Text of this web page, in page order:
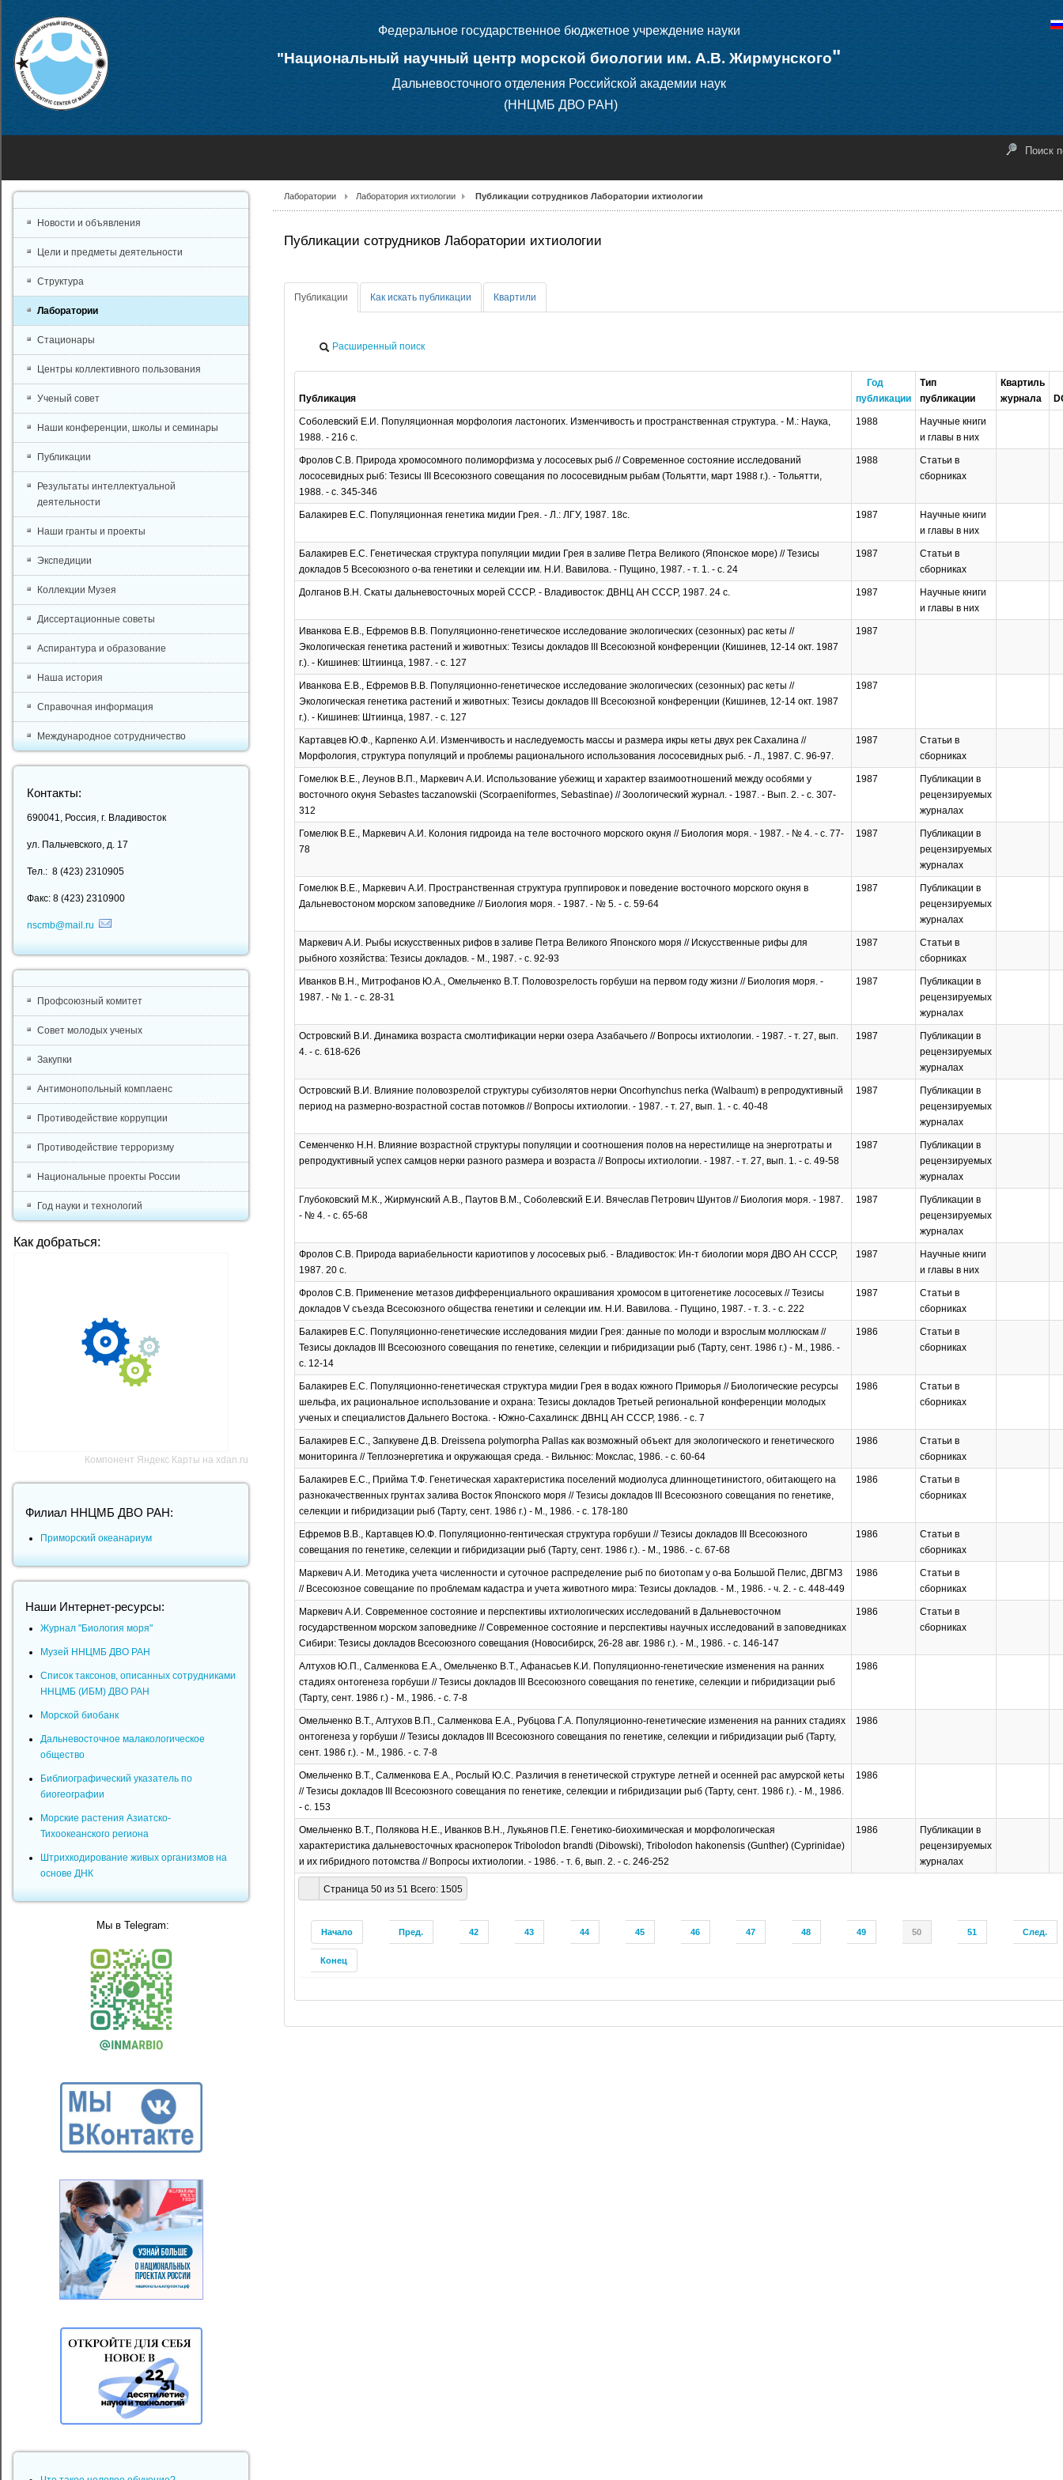
Федеральное государственное бюджетное учреждение науки
"Национальный научный центр морской биологии им. А.В. Жирмунского"
Дальневосточного отделения Российской академии наук
(ННЦМБ ДВО РАН)
Поиск
Лаборатории Лаборатория ихтиологии Публикации сотрудников Лаборатории ихтиологии
Публикации сотрудников Лаборатории ихтиологии
Публикации Как искать публикации Квартили
Расширенный поиск
Публикация
Год
публикации
Тип
публикации
Квартиль
журнала
Страница 50 из 51 Всего: 1505
Начало Пред. 42 43 44 45 46 47 48 49 50 51 След.
Конец
Соболевский Е.И. Популяционная морфология ластоногих. Изменчивость и пространственная структура. - М.: Наука,
1988. - 216 с.
1988
Научные книги
и главы в них
Фролов С.В. Природа хромосомного полиморфизма у лососевых рыб // Современное состояние исследований
лососевидных рыб: Тезисы III Всесоюзного совещания по лососевидным рыбам (Тольятти, март 1988 г.). - Тольятти,
1988. - с. 345-346
1988
Статьи в
сборниках
Балакирев Е.С. Популяционная генетика мидии Грея. - Л.: ЛГУ, 1987. 18с. 1987
Научные книги
и главы в них
Балакирев Е.С. Генетическая структура популяции мидии Грея в заливе Петра Великого (Японское море) // Тезисы
докладов 5 Всесоюзного о-ва генетики и селекции им. Н.И. Вавилова. - Пущино, 1987. - т. 1. - с. 24
1987
Статьи в
сборниках
Долганов В.Н. Скаты дальневосточных морей СССР. - Владивосток: ДВНЦ АН СССР, 1987. 24 с. 1987
Научные книги
и главы в них
Иванкова Е.В., Ефремов В.В. Популяционно-генетическое исследование экологических (сезонных) рас кеты //
Экологическая генетика растений и животных: Тезисы докладов III Всесоюзной конференции (Кишинев, 12-14 окт. 1987
г.). - Кишинев: Штиинца, 1987. - с. 127
1987
Иванкова Е.В., Ефремов В.В. Популяционно-генетическое исследование экологических (сезонных) рас кеты //
Экологическая генетика растений и животных: Тезисы докладов III Всесоюзной конференции (Кишинев, 12-14 окт. 1987
г.). - Кишинев: Штиинца, 1987. - с. 127
1987
Картавцев Ю.Ф., Карпенко А.И. Изменчивость и наследуемость массы и размера икры кеты двух рек Сахалина //
Морфология, структура популяций и проблемы рационального использования лососевидных рыб. - Л., 1987. C. 96-97.
1987
Статьи в
сборниках
Гомелюк В.Е., Леунов В.П., Маркевич А.И. Использование убежищ и характер взаимоотношений между особями у
восточного окуня Sebastes taczanowskii (Scorpaeniformes, Sebastinae) // Зоологический журнал. - 1987. - Вып. 2. - с. 307-
312
1987
Публикации в
рецензируемых
журналах
Гомелюк В.Е., Маркевич А.И. Колония гидроида на теле восточного морского окуня // Биология моря. - 1987. - № 4. - с. 77-
78
1987
Публикации в
рецензируемых
журналах
Гомелюк В.Е., Маркевич А.И. Пространственная структура группировок и поведение восточного морского окуня в
Дальневостоном морском заповеднике // Биология моря. - 1987. - № 5. - с. 59-64
1987
Публикации в
рецензируемых
журналах
Маркевич А.И. Рыбы искусственных рифов в заливе Петра Великого Японского моря // Искусственные рифы для
рыбного хозяйства: Тезисы докладов. - М., 1987. - с. 92-93
1987
Статьи в
сборниках
Иванков В.Н., Митрофанов Ю.А., Омельченко В.Т. Половозрелость горбуши на первом году жизни // Биология моря. -
1987. - № 1. - с. 28-31
1987
Публикации в
рецензируемых
журналах
Островский В.И. Динамика возраста смолтификации нерки озера Азабачьего // Вопросы ихтиологии. - 1987. - т. 27, вып.
4. - с. 618-626
1987
Публикации в
рецензируемых
журналах
Островский В.И. Влияние половозрелой структуры субизолятов нерки Oncorhynchus nerka (Walbaum) в репродуктивный
период на размерно-возрастной состав потомков // Вопросы ихтиологии. - 1987. - т. 27, вып. 1. - с. 40-48
1987
Публикации в
рецензируемых
журналах
Семенченко Н.Н. Влияние возрастной структуры популяции и соотношения полов на нерестилище на энерготраты и
репродуктивный успех самцов нерки разного размера и возраста // Вопросы ихтиологии. - 1987. - т. 27, вып. 1. - с. 49-58
1987
Публикации в
рецензируемых
журналах
Глубоковский М.К., Жирмунский А.В., Паутов В.М., Соболевский Е.И. Вячеслав Петрович Шунтов // Биология моря. - 1987.
- № 4. - с. 65-68
1987
Публикации в
рецензируемых
журналах
Фролов С.В. Природа вариабельности кариотипов у лососевых рыб. - Владивосток: Ин-т биологии моря ДВО АН СССР,
1987. 20 с.
1987
Научные книги
и главы в них
Фролов С.В. Применение метазов дифференциального окрашивания хромосом в цитогенетике лососевых // Тезисы
докладов V съезда Всесоюзного общества генетики и селекции им. Н.И. Вавилова. - Пущино, 1987. - т. 3. - с. 222
1987
Статьи в
сборниках
Балакирев Е.С. Популяционно-генетические исследования мидии Грея: данные по молоди и взрослым моллюскам //
Тезисы докладов III Всесоюзного совещания по генетике, селекции и гибридизации рыб (Тарту, сент. 1986 г.) - М., 1986. -
с. 12-14
1986
Статьи в
сборниках
Балакирев Е.С. Популяционно-генетическая структура мидии Грея в водах южного Приморья // Биологические ресурсы
шельфа, их рациональное использование и охрана: Тезисы докладов Третьей региональной конференции молодых
ученых и специалистов Дальнего Востока. - Южно-Сахалинск: ДВНЦ АН СССР, 1986. - с. 7
1986
Статьи в
сборниках
Балакирев Е.С., Запкувене Д.В. Dreissena polymorpha Pallas как возможный объект для экологического и генетического
мониторинга // Теплоэнергетика и окружающая среда. - Вильнюс: Мокслас, 1986. - с. 60-64
1986
Статьи в
сборниках
Балакирев Е.С., Прийма Т.Ф. Генетическая характеристика поселений модиолуса длиннощетинистого, обитающего на
разнокачественных грунтах залива Восток Японского моря // Тезисы докладов III Всесоюзного совещания по генетике,
селекции и гибридизации рыб (Тарту, сент. 1986 г.) - М., 1986. - с. 178-180
1986
Статьи в
сборниках
Ефремов В.В., Картавцев Ю.Ф. Популяционно-гентическая структура горбуши // Тезисы докладов III Всесоюзного
совещания по генетике, селекции и гибридизации рыб (Тарту, сент. 1986 г.). - М., 1986. - с. 67-68
1986
Статьи в
сборниках
Маркевич А.И. Методика учета численности и суточное распределение рыб по биотопам у о-ва Большой Пелис, ДВГМЗ
// Всесоюзное совещание по проблемам кадастра и учета животного мира: Тезисы докладов. - М., 1986. - ч. 2. - с. 448-449
1986
Статьи в
сборниках
Маркевич А.И. Современное состояние и перспективы ихтиологических исследований в Дальневосточном
государственном морском заповеднике // Современное состояние и перспективы научных исследований в заповедниках
Сибири: Тезисы докладов Всесоюзного совещания (Новосибирск, 26-28 авг. 1986 г.). - М., 1986. - с. 146-147
1986
Статьи в
сборниках
Алтухов Ю.П., Салменкова Е.А., Омельченко В.Т., Афанасьев К.И. Популяционно-генетические изменения на ранних
стадиях онтогенеза горбуши // Тезисы докладов III Всесоюзного совещания по генетике, селекции и гибридизации рыб
(Тарту, сент. 1986 г.) - М., 1986. - с. 7-8
1986
Омельченко В.Т., Алтухов В.П., Салменкова Е.А., Рубцова Г.А. Популяционно-генетические изменения на ранних стадиях
онтогенеза у горбуши // Тезисы докладов III Всесоюзного совещания по генетике, селекции и гибридизации рыб (Тарту,
сент. 1986 г.). - М., 1986. - с. 7-8
1986
Омельченко В.Т., Салменкова Е.А., Рослый Ю.С. Различия в генетической структуре летней и осенней рас амурской кеты
// Тезисы докладов III Всесоюзного совещания по генетике, селекции и гибридизации рыб (Тарту, сент. 1986 г.). - М., 1986.
- с. 153
1986
Омельченко В.Т., Полякова Н.Е., Иванков В.Н., Лукьянов П.Е. Генетико-биохимическая и морфологическая
характеристика дальневосточных красноперок Tribolodon brandti (Dibowski), Tribolodon hakonensis (Gunther) (Cyprinidae)
и их гибридного потомства // Вопросы ихтиологии. - 1986. - т. 6, вып. 2. - с. 246-252
1986
Публикации в
рецензируемых
журналах
Новости и объявления
Цели и предметы деятельности
Структура
Лаборатории
Стационары
Центры коллективного пользования
Ученый совет
Наши конференции, школы и семинары
Публикации
Результаты интеллектуальной
деятельности
Наши гранты и проекты
Экспедиции
Коллекции Музея
Диссертационные советы
Аспирантура и образование
Наша история
Справочная информация
Международное сотрудничество
Контакты:
690041, Россия, г. Владивосток
ул. Пальчевского, д. 17
Тел.: 8 (423) 2310905
Факс: 8 (423) 2310900
nscmb@mail.ru
Профсоюзный комитет
Совет молодых ученых
Закупки
Антимонопольный комплаенс
Противодействие коррупции
Противодействие терроризму
Национальные проекты России
Год науки и технологий
Как добраться:
Компонент Яндекс Карты на xdan.ru
Филиал ННЦМБ ДВО РАН:
Приморский океанариум
Наши Интернет-ресурсы:
Журнал "Биология моря"
Музей ННЦМБ ДВО РАН
Список таксонов, описанных сотрудниками
ННЦМБ (ИБМ) ДВО РАН
Морской биобанк
Дальневосточное малакологическое
общество
Библиографический указатель по
биогеографии
Морские растения Азиатско-
Тихоокеанского региона
Штрихкодирование живых организмов на
основе ДНК
Мы в Telegram: